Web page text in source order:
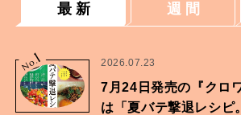
最 新 週 間
No.
1 2026.07.23
7月24日発売の『クロ
は「夏バテ撃退レシピ